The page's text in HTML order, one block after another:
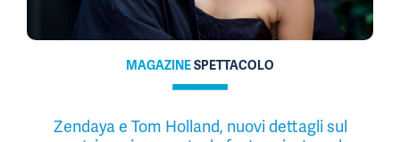
MAGAZINESPETTACOLO
Zendaya e Tom Holland, nuovi dettagli sul